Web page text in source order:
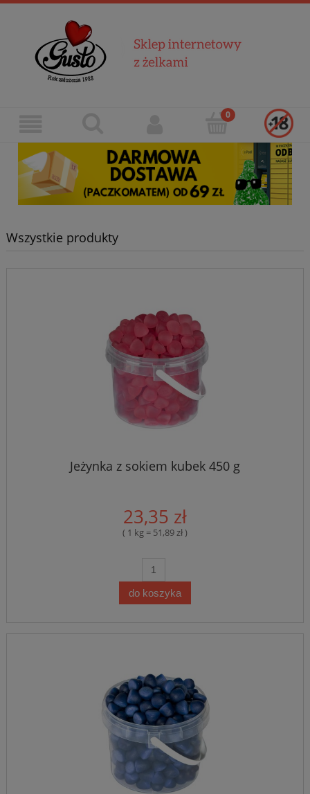
Wszystkie produkty
Jeżynka z sokiem kubek 450 g
23,35 zł
( 1 kg = 51,89 zł )
do koszyka